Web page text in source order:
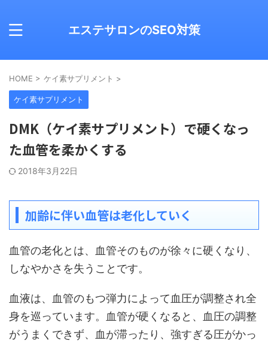
エステサロンのSEO対策
HOME > ケイ素サプリメント >
ケイ素サプリメント
DMK（ケイ素サプリメント）で硬くなっ
た血管を柔かくする
2018年3月22日
加齢に伴い血管は老化していく
血管の老化とは、血管そのものが徐々に硬くなり、
しなやかさを失うことです。
血液は、血管のもつ弾力によって血圧が調整され全
身を巡っています。血管が硬くなると、血圧の調整
がうまくできず、血が滞ったり、強すぎる圧がかっ